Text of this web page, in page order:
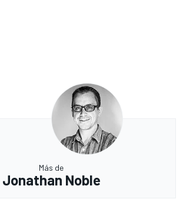
Más de
Jonathan Noble